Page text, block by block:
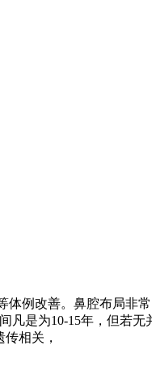
例改善。鼻腔布局非
是为10-15年，但若无
相关，